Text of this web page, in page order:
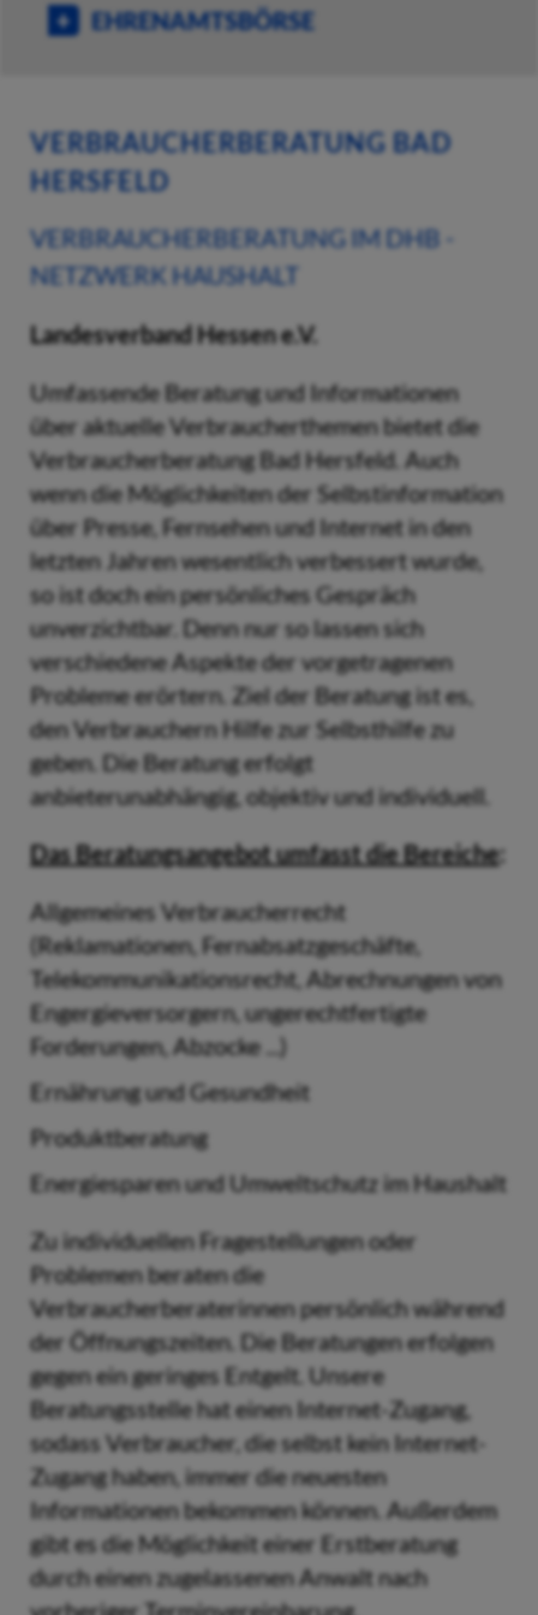
EHRENAMTSBÖRSE
VERBRAUCHERBERATUNG BAD
HERSFELD
VERBRAUCHERBERATUNG IM DHB -
NETZWERK HAUSHALT
Landesverband Hessen e.V.
Umfassende Beratung und Informationen
über aktuelle Verbraucherthemen bietet die
Verbraucherberatung Bad Hersfeld. Auch
wenn die Möglichkeiten der Selbstinformation
über Presse, Fernsehen und Internet in den
letzten Jahren wesentlich verbessert wurde,
so ist doch ein persönliches Gespräch
unverzichtbar. Denn nur so lassen sich
verschiedene Aspekte der vorgetragenen
Probleme erörtern. Ziel der Beratung ist es,
den Verbrauchern Hilfe zur Selbsthilfe zu
geben. Die Beratung erfolgt
anbieterunabhängig, objektiv und individuell.
Das Beratungsangebot umfasst die Bereiche:
Allgemeines Verbraucherrecht
(Reklamationen, Fernabsatzgeschäfte,
Telekommunikationsrecht, Abrechnungen von
Engergieversorgern, ungerechtfertigte
Forderungen, Abzocke ...)
Ernährung und Gesundheit
Produktberatung
Energiesparen und Umweltschutz im Haushalt
Zu individuellen Fragestellungen oder
Problemen beraten die
Verbraucherberaterinnen persönlich während
der Öffnungszeiten. Die Beratungen erfolgen
gegen ein geringes Entgelt. Unsere
Beratungsstelle hat einen Internet-Zugang,
sodass Verbraucher, die selbst kein Internet-
Zugang haben, immer die neuesten
Informationen bekommen können. Außerdem
gibt es die Möglichkeit einer Erstberatung
durch einen zugelassenen Anwalt nach